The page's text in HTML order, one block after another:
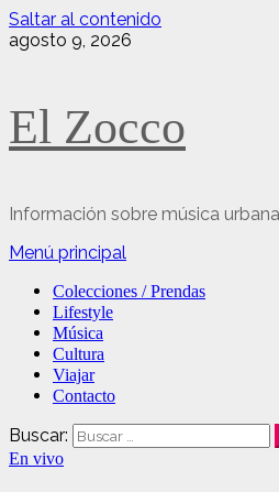
Saltar al contenido
agosto 9, 2026
El Zocco
Información sobre música
Menú principal
Colecciones / Prendas
Lifestyle
Música
Cultura
Viajar
Contacto
Buscar:
En vivo